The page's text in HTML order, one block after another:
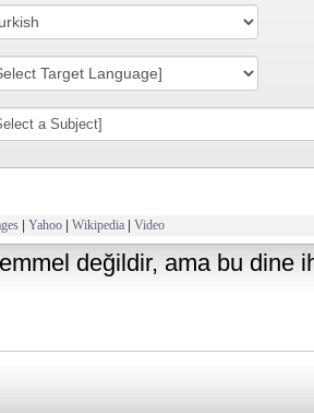
| Yahoo | Wikipedia | Video
değildir, ama bu dine